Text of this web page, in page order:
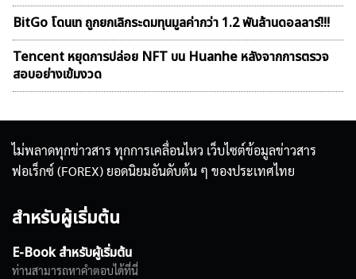
BitGo โดนเท ถูกยกเลิกระดมทุนมูลค่ากว่า 1.2 พันล้านดอลลาร์!!!
Tencent หยุดการปล่อย NFT บน Huanhe หลังจากการตรวจ
สอบอย่างเข้มงวด
ไม่พลาดทุกข่าวสาร ทุกการเคลื่อนไหว เว็บไซต์ข้อมูลข่าวสาร
ฟอเร็กซ์ (FOREX) ยอดนิยมอันดับต้น ๆ ของประเทศไทย
สำหรับผู้เริ่มต้น
E-Book สำหรับผู้เริ่มต้น
ท่านสามารถหาคำตอบได้ที่นี่